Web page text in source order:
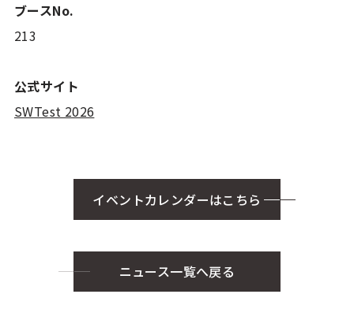
ブースNo.
213
公式サイト
SWTest 2026
イベントカレンダーはこちら
ニュース一覧へ戻る